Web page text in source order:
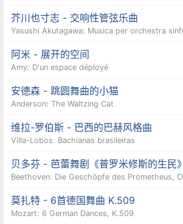
芥川也寸志 - 交响性管弦乐曲
Yasushi Akutagawa: Musica per orchestra
阿米 - 展开的空间
Amy: D'un espace déployé
安德森 - 跳圆舞曲的小猫
Anderson: The Waltzing Cat
维拉-罗伯斯 - 巴西的巴赫风格曲
Villa-Lobos: Bachianas brasileiras
贝多芬 - 芭蕾舞剧《普罗米修斯的生民
Beethoven: Die Geschöpfe des Prometheus,
莫扎特 - 6首德国舞曲 K.509
Mozart: 6 German Dances, K.509